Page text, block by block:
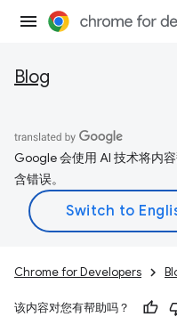
Blog
Google 会使用 AI 技术将内
含错误。
Chrome for Developers
该内容对您有帮助吗？